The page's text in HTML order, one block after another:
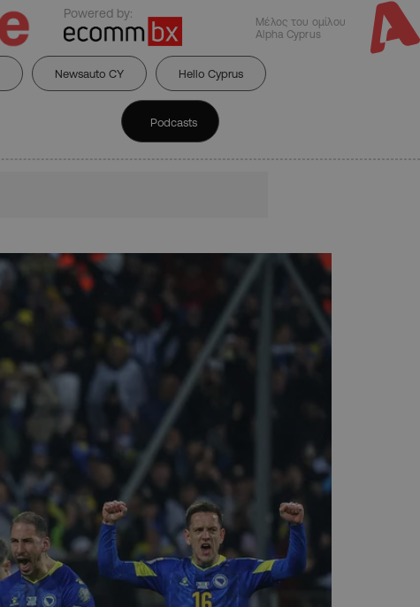
Powered by:
Μέλος του ομίλου
Alpha Cyprus
Newsauto CY Hello Cyprus
Podcasts